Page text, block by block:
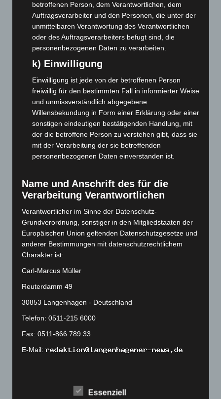
Oktober 2023(114)
September 2023
August 2023(134)
Juli 2023(118)
Juni 2023(142)
Mai 2023(139)
April 2023(155)
März 2023(174)
Februar 2023(154)
Januar 2023 (140)
Dezember 2022(130)
Oktober 2022(166)
September 2022(205)
August 2022(166)
Juli 2022(133)
Juni 2022 (167)
Mai 2022(177)
April 2022(198)
März 2022(221)
Februar 2022(189)
Januar 2022(190)
Dezember 2021 (204)
November 2021(215)
betroffenen Person, dem Verantwortlichen, dem
Auftragsverarbeiter und den Personen, die unter der
unmittelbaren Verantwortung des Verantwortlichen
oder des Auftragsverarbeiters befugt sind, die
personenbezogenen Daten zu verarbeiten.
k) Einwilligung
Einwilligung ist jede von der betroffenen Person
freiwillig für den bestimmten Fall in informierter Weise
und unmissverständlich abgegebene
Willensbekundung in Form einer Erklärung oder einer
sonstigen eindeutigen bestätigenden Handlung, mit
der die betroffene Person zu verstehen gibt, dass sie
mit der Verarbeitung der sie betreffenden
personenbezogenen Daten einverstanden ist.
Name und Anschrift des für die
Verarbeitung Verantwortlichen
Verantwortlicher im Sinne der Datenschutz-
Grundverordnung, sonstiger in den Mitgliedstaaten der
Europäischen Union geltenden Datenschutzgesetze und
anderer Bestimmungen mit datenschutzrechtlichem
Charakter ist:
Carl-Marcus Müller
Reuterdamm 49
30853 Langenhagen - Deutschland
Telefon: 0511-215 6000
Fax: 0511-866 789 33
E-Mail:
Die Internetseiten verwenden Cookies. Cookies sind
Essenziell